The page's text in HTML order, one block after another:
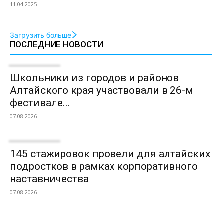
11.04.2025
Загрузить больше
ПОСЛЕДНИЕ НОВОСТИ
Школьники из городов и районов
Алтайского края участвовали в 26-м
фестивале...
07.08.2026
145 стажировок провели для алтайских
подростков в рамках корпоративного
наставничества
07.08.2026